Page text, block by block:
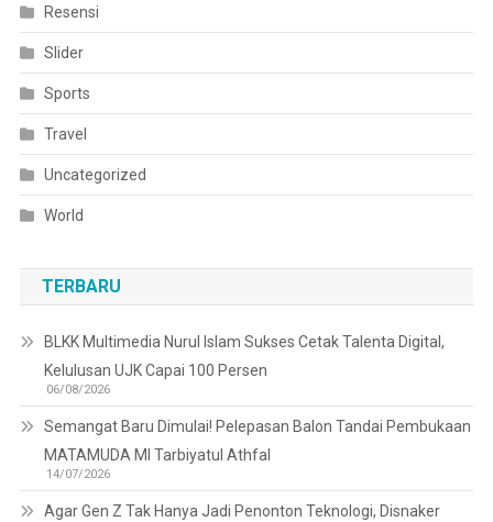
Resensi
Slider
Sports
Travel
Uncategorized
World
TERBARU
BLKK Multimedia Nurul Islam Sukses Cetak Talenta Digital,
Kelulusan UJK Capai 100 Persen
06/08/2026
Semangat Baru Dimulai! Pelepasan Balon Tandai Pembukaan
MATAMUDA MI Tarbiyatul Athfal
14/07/2026
Agar Gen Z Tak Hanya Jadi Penonton Teknologi, Disnaker